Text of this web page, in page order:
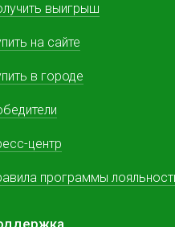
выигрыш
на сайте
в городе
центр
программы